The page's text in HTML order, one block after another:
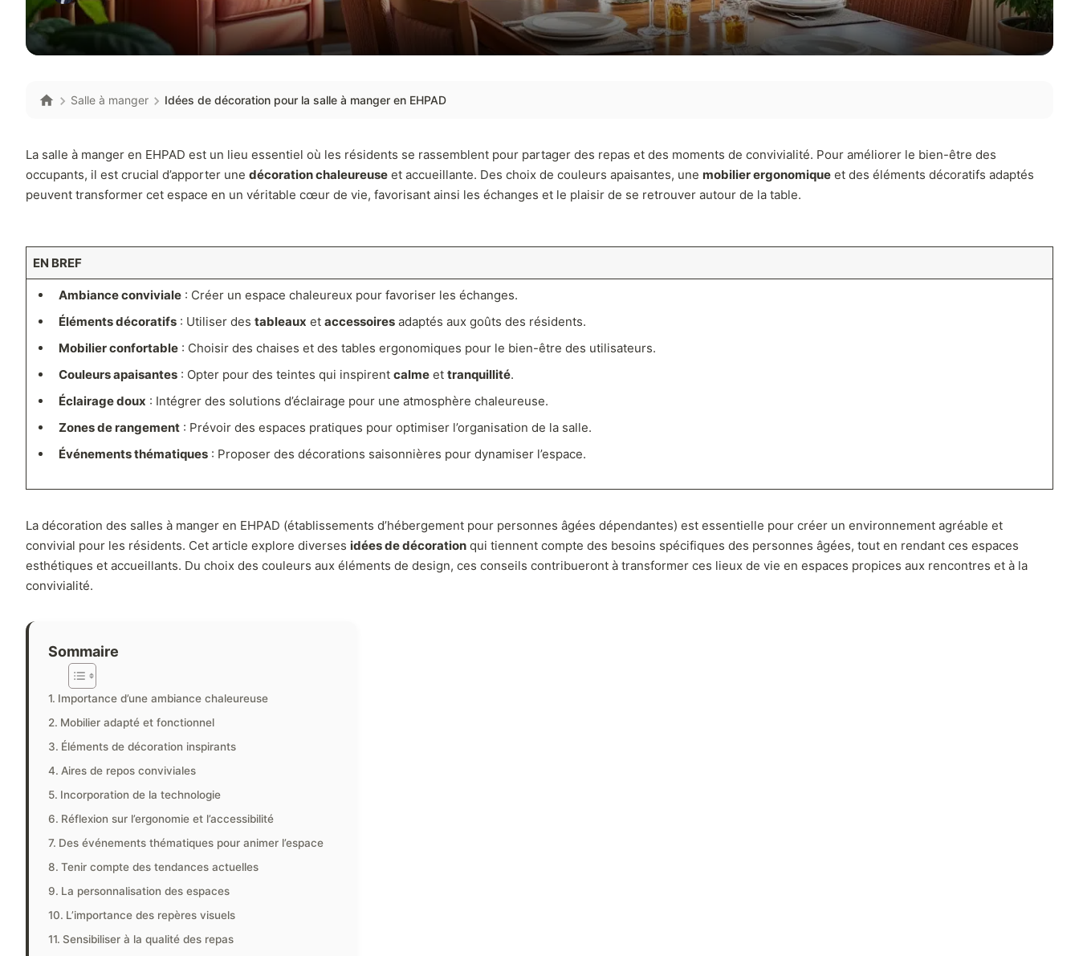
Salle à manger Idées de décoration pour la salle à manger en EHPAD
La salle à manger en EHPAD est un lieu essentiel où les résidents se rassemblent pour partager des repas et des moments de convivialité. Pour améliorer le bien-être des
occupants, il est crucial d’apporter une décoration chaleureuse et accueillante. Des choix de couleurs apaisantes, une mobilier ergonomique et des éléments décoratifs adaptés
peuvent transformer cet espace en un véritable cœur de vie, favorisant ainsi les échanges et le plaisir de se retrouver autour de la table.
EN BREF
Ambiance conviviale: Créer un espace chaleureux pour favoriser les échanges.
Éléments décoratifs: Utiliser des tableaux et accessoiresadaptés aux goûts des résidents.
Mobilier confortable: Choisir des chaises et des tables ergonomiques pour le bien-être des utilisateurs.
Couleurs apaisantes: Opter pour des teintes qui inspirent calmeet tranquillité.
Éclairage doux : Intégrer des solutions d’éclairage pour une atmosphère chaleureuse.
Zones de rangement: Prévoir des espaces pratiques pour optimiser l’organisation de la salle.
Événements thématiques: Proposer des décorations saisonnières pour dynamiser l’espace.
La décoration des salles à manger en EHPAD (établissements d’hébergement pour personnes âgées dépendantes) est essentielle pour créer un environnement agréable et
convivial pour les résidents. Cet article explore diverses idées de décoration qui tiennent compte des besoins spécifiques des personnes âgées, tout en rendant ces espaces
esthétiques et accueillants. Du choix des couleurs aux éléments de design, ces conseils contribueront à transformer ces lieux de vie en espaces propices aux rencontres et à la
convivialité.
Sommaire
Importance d’une ambiance chaleureuse
Mobilier adapté et fonctionnel
Éléments de décoration inspirants
Aires de repos conviviales
Incorporation de la technologie
Réflexion sur l’ergonomie et l’accessibilité
Des événements thématiques pour animer l’espace
Tenir compte des tendances actuelles
La personnalisation des espaces
L’importance des repères visuels
Sensibiliser à la qualité des repas